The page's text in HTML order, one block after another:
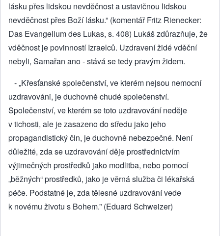
lásku přes lidskou nevděčnost a ustavičnou lidskou
nevděčnost přes Boží lásku.” (komentář Fritz Rienecker:
Das Evangelium des Lukas, s. 408) Lukáš zdůrazňuje, že
vděčnost je povinností Izraelců. Uzdravení židé vděční
nebyli, Samařan ano - stává se tedy pravým židem.
- „Křesťanské společenství, ve kterém nejsou nemocní
uzdravováni, je duchovně chudé spole­čen­ství.
Společenství, ve kterém se toto uzdravování neděje
v tichosti, ale je zasazeno do středu jako jeho
propagandistický čin, je duchovně nebezpečné. Není
důležité, zda se uzdravování děje prostřednictvím
výjimečných prostředků jako modlitba, nebo pomocí
„běžných“ prostředků, jako je věrná služba či lékařská
péče. Podstatné je, zda tělesné uzdravování vede
k novému životu s Bohem.” (Eduard Schweizer)